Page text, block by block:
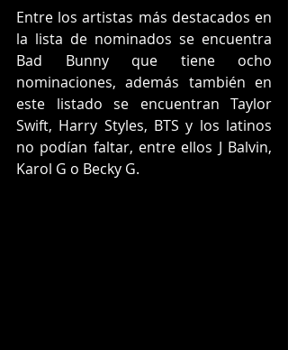
Entre los artistas más destacados en
la lista de nominados se encuentra
Bad Bunny que tiene ocho
nominaciones, además también en
este listado se encuentran Taylor
Swift, Harry Styles, BTS y los latinos
no podían faltar, entre ellos J Balvin,
Karol G o Becky G.